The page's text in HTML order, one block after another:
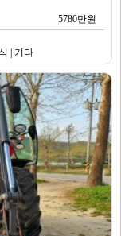
5780만원
| 기타